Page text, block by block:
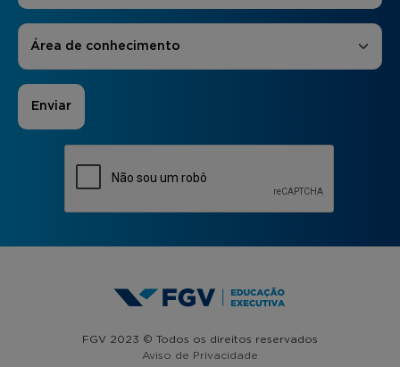
Áreas de Interesse
Área de conhecimento
FGV 2023 © Todos os direitos reservados
Aviso de Privacidade